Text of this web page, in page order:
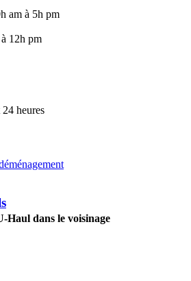
am à 5h pm
12h pm
heures
Haul dans le voisinage